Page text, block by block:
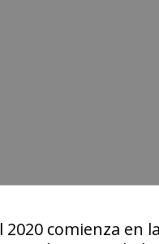
2020 comienza en la